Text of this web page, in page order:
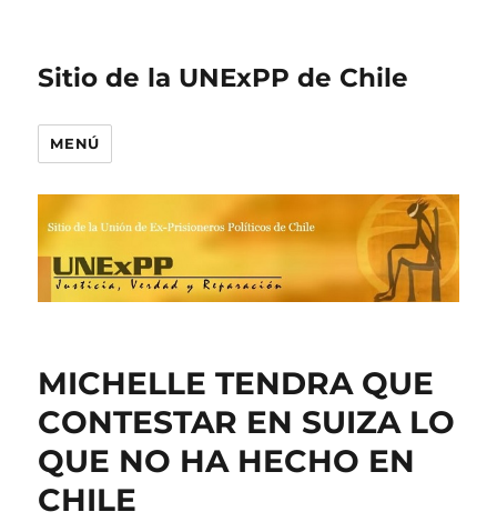
Sitio de la UNExPP de Chile
MENÚ
MICHELLE TENDRA QUE
CONTESTAR EN SUIZA LO
QUE NO HA HECHO EN
CHILE